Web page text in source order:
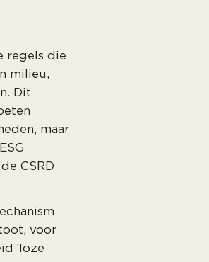
regels die
milieu,
Dit
maar
CSRD
voor
‘loze